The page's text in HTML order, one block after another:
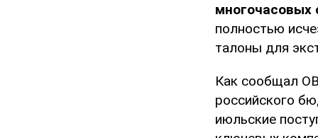
многочасовых
полностью
талоны для
Как сообщал
российского
июльские